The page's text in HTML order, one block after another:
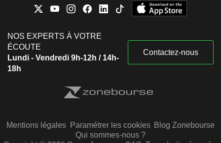
NOS EXPERTS À VOTRE
ÉCOUTE
Lundi - Vendredi 9h-12h / 14h-
18h
Contactez-nous
Mentions légales Paramétrer les cookies Blog Zonebourse
Qui sommes-nous ?